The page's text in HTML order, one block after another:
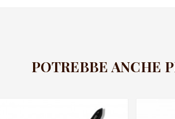
POTREBBE ANCHE